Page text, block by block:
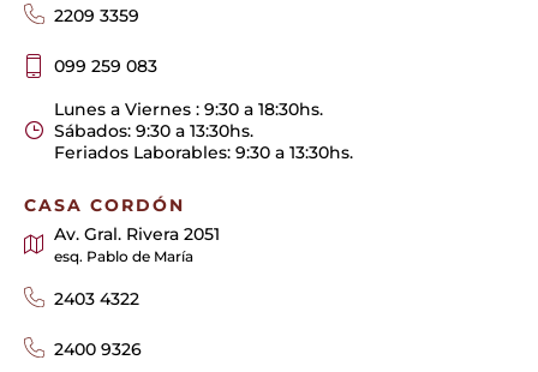
2209 3359
099 259 083
Lunes a Viernes : 9:30 a 18:30hs.
Sábados: 9:30 a 13:30hs.
Feriados Laborables: 9:30 a 13:30hs.
CASA CORDÓN
Av. Gral. Rivera 2051
esq. Pablo de María
2403 4322
2400 9326